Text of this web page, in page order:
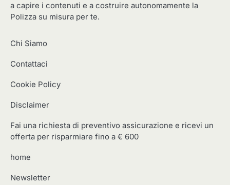
a capire i contenuti e a costruire autonomamente la
Polizza su misura per te.
Chi Siamo
Contattaci
Cookie Policy
Disclaimer
Fai una richiesta di preventivo assicurazione e ricevi un
offerta per risparmiare fino a € 600
home
Newsletter